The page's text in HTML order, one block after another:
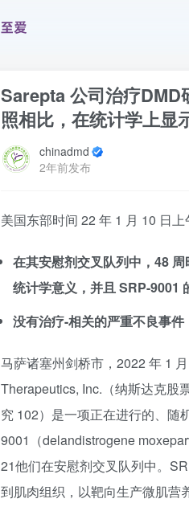
Sarepta 公司治疗DMD
照相比，在统计学上显
chinadmd
2年前发布
美国东部时间 22 年 1 月 10 日上
在其安慰剂交叉队列中，48
统计学意义，并且 SRP-9001
没有治疗-相关的严重不良事
马萨诸塞州剑桥市，2022 年 1
Therapeutics, Inc.（纳斯达克股
究 102）是一项正在进行的、随
9001（delandistrogene
21他们在安慰剂交叉队列中。
到肌肉组织，以靶向生产微肌营